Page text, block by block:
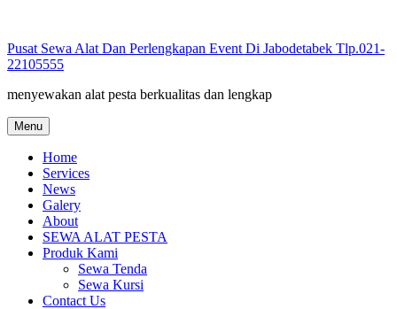
Pusat Sewa Alat Dan Perlengkapan Event Di Jabodetabek Tlp.021-
22105555
menyewakan alat pesta berkualitas dan lengkap
Menu
Home
Services
News
Galery
About
SEWA ALAT PESTA
Produk Kami
Sewa Tenda
Sewa Kursi
Contact Us